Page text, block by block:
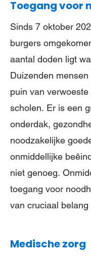
Toegang voor
Sinds 7 oktober
burgers
aantal doden ligt
Duizenden
puin van
scholen. Er is een
onderdak,
noodzakelijke
onmiddellijke
niet genoeg.
toegang voor
van cruciaal
Medische zorg